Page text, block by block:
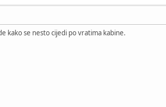
kako se nesto cijedi po vratima kabine.